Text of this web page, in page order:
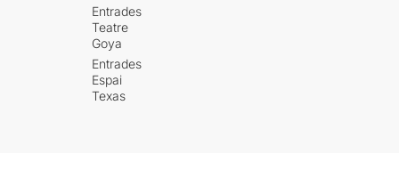
Entrades
Teatre
Goya
Entrades
Espai
Texas